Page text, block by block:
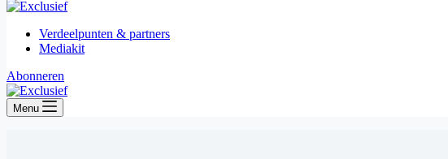
Verdeelpunten & partners
Mediakit
Abonneren
Menu